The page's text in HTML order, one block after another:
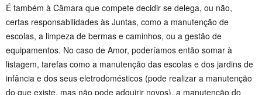
É também à Câmara que compete decidir se delega, ou não,
certas responsabilidades às Juntas, como a manutenção de
escolas, a limpeza de bermas e caminhos, ou a gestão de
equipamentos. No caso de Amor, poderíamos então somar à
listagem, tarefas como a manutenção das escolas e dos jardins de
infância e dos seus eletrodomésticos (pode realizar a manutenção
do que existe, mas não pode adquirir novos), a manutenção do